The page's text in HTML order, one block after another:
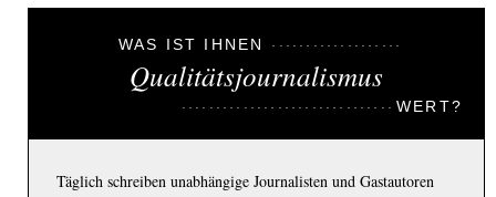
WAS IST IHNEN
Qualitätsjournalismus
WERT?
Täglich schreiben unabhängige Journalisten und Gastautoren